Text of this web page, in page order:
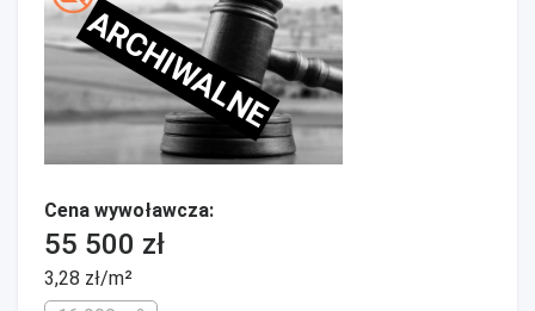
ARCHIWALNE
Cena wywoławcza:
55 500 zł
3,28 zł/m²